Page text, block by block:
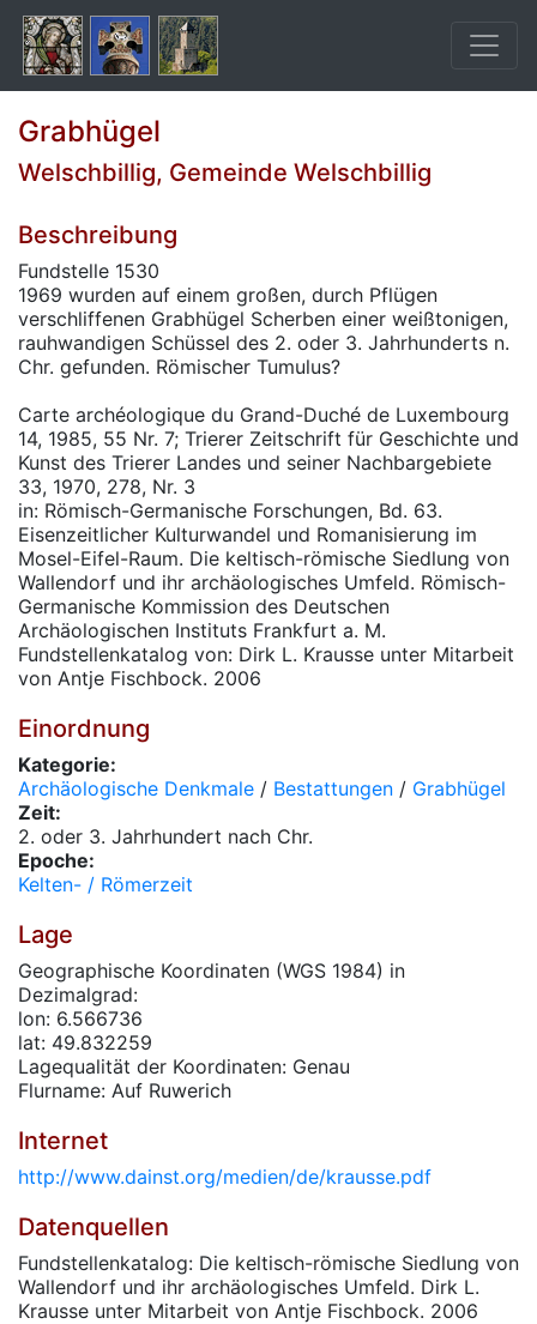
Grabhügel
Welschbillig, Gemeinde Welschbillig
Beschreibung
Fundstelle 1530
1969 wurden auf einem großen, durch Pflügen
verschliffenen Grabhügel Scherben einer weißtonigen,
rauhwandigen Schüssel des 2. oder 3. Jahrhunderts n.
Chr. gefunden. Römischer Tumulus?
Carte archéologique du Grand-Duché de Luxembourg
14, 1985, 55 Nr. 7; Trierer Zeitschrift für Geschichte und
Kunst des Trierer Landes und seiner Nachbargebiete
33, 1970, 278, Nr. 3
in: Römisch-Germanische Forschungen, Bd. 63.
Eisenzeitlicher Kulturwandel und Romanisierung im
Mosel-Eifel-Raum. Die keltisch-römische Siedlung von
Wallendorf und ihr archäologisches Umfeld. Römisch-
Germanische Kommission des Deutschen
Archäologischen Instituts Frankfurt a. M.
Fundstellenkatalog von: Dirk L. Krausse unter Mitarbeit
von Antje Fischbock. 2006
Einordnung
Kategorie:
Archäologische Denkmale / Bestattungen / Grabhügel
Zeit:
2. oder 3. Jahrhundert nach Chr.
Epoche:
Kelten- / Römerzeit
Lage
Geographische Koordinaten (WGS 1984) in
Dezimalgrad:
lon: 6.566736
lat: 49.832259
Lagequalität der Koordinaten: Genau
Flurname: Auf Ruwerich
Internet
http://www.dainst.org/medien/de/krausse.pdf
Datenquellen
Fundstellenkatalog: Die keltisch-römische Siedlung von
Wallendorf und ihr archäologisches Umfeld. Dirk L.
Krausse unter Mitarbeit von Antje Fischbock. 2006